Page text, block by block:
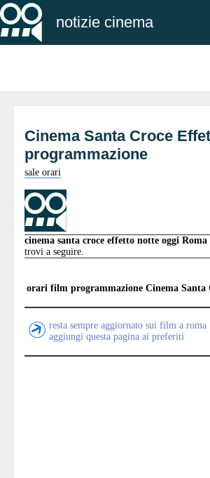
notizie cinema
Cinema Santa Croce
programmazione
sale orari
cinema santa croce effetto notte oggi
trovi a seguire.
orari film programmazione Cinema Santa
resta sempre aggiornato sui film a roma
aggiungi questa pagina ai preferiti